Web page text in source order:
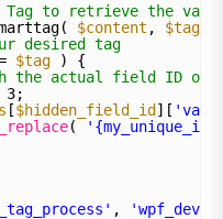
Tag to retrieve the
$content , $tag
desired tag
$tag
) {
the actual field ID of
3;
[$hidden_field_id ][
(
,